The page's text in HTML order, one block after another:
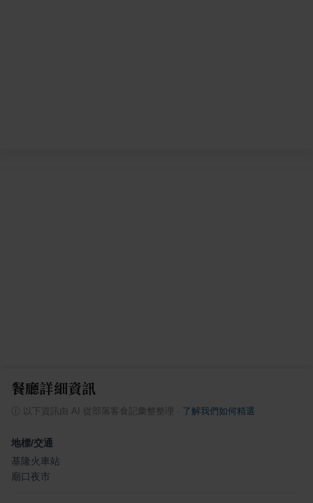
餐廳詳細資訊
以下資訊由 AI 從部落客食記彙整整理 了解我們如何精選
地標/交通
基隆火車站
廟口夜市